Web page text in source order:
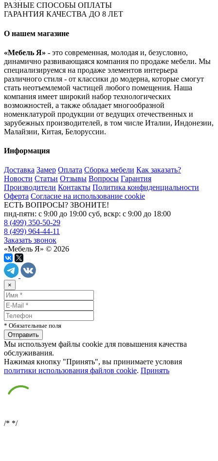
РАЗНЫЕ СПОСОБЫ ОПЛАТЫ
ГАРАНТИЯ КАЧЕСТВА ДО 8 ЛЕТ
О нашем магазине
«Мебель Я» - это современная, молодая и, безусловно,
динамично развивающаяся компания по продаже мебели. Мы
специализируемся на продаже элементов интерьера
различного стиля - от классики до модерна, которые смогут
стать неотъемлемой частицей любого помещения. Наша
компания имеет широкий набор технологических
возможностей, а также обладает многообразной
номенклатурой продукции от ведущих отечественных и
зарубежных производителей, в том числе Италии, Индонезии,
Малайзии, Китая, Белоруссии.
Информация
Доставка Замер Оплата Сборка мебели Как заказать?
Новости Статьи Отзывы Вопросы Гарантия
Производители Контакты Политика конфиденциальности
Оферта Согласие на использование cookie
ЕСТЬ ВОПРОСЫ? ЗВОНИТЕ!
пнд-пятн: с 9:00 до 19:00 суб, вскр: с 9:00 до 18:00
8 (499) 350-50-29
8 (499) 964-44-11
Заказать звонок
«Мебель Я» © 2026
×
* Обязательные поля
Мы используем файлы cookie для повышения качества
обслуживания.
Нажимая кнопку "Принять", вы принимаете условия
политики использования файлов cookie. Принять
/* */